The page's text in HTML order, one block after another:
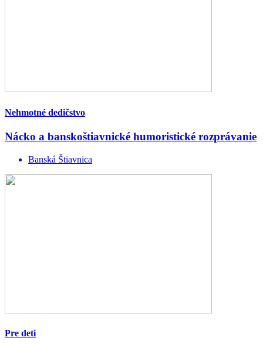
Nehmotné dedičstvo
Nácko a banskoštiavnické humoristické rozprávanie
Banská Štiavnica
Pre deti